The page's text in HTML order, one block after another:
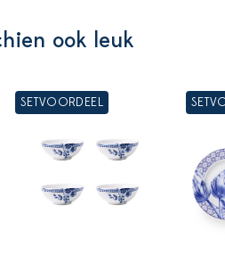
ook leuk
SETVOORDEEL